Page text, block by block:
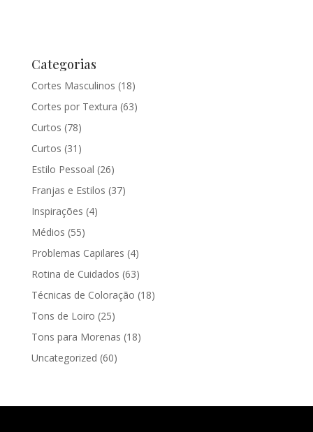
Categorias
Cortes Masculinos (18)
Cortes por Textura (63)
Curtos (78)
Curtos (31)
Estilo Pessoal (26)
Franjas e Estilos (37)
Inspirações (4)
Médios (55)
Problemas Capilares (4)
Rotina de Cuidados (63)
Técnicas de Coloração (18)
Tons de Loiro (25)
Tons para Morenas (18)
Uncategorized (60)